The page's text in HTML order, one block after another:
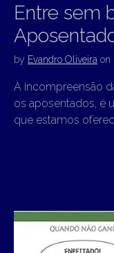
Entre sem
by Evandro Oliveira on
A incompreensão
os aposentados, é
que estamos